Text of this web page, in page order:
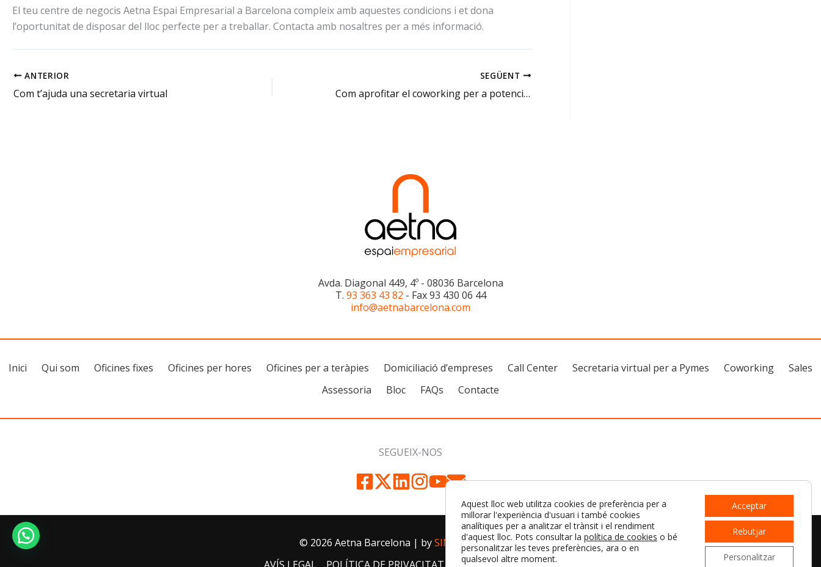
El teu centre de negocis Aetna Espai Empresarial a Barcelona compleix amb aquestes condicions i et dona
l’oportunitat de disposar del lloc perfecte per a treballar. Contacta amb nosaltres per a més informació.
ANTERIOR
Com t’ajuda una secretaria virtual
SEGÜENT
Com aprofitar el coworking per a potenciar el teu negoci
Avda. Diagonal 449, 4º - 08036 Barcelona
T. 93 363 43 82 - Fax 93 430 06 44
info@aetnabarcelona.com
Inici Qui som Oficines fixes Oficines per hores Oficines per a teràpies Domiciliació d’empreses Call Center Secretaria virtual per a Pymes Coworking
Sales
Assessoria
Bloc FAQs Contacte
SEGUEIX-NOS
© 2026 Aetna Barcelona | bySIMILARES DESIGN
Aquest lloc web utilitza cookies de preferència per a
millorar l'experiència d'usuari i també cookies
analítiques per a analitzar el trànsit i el rendiment
d'aquest lloc. Pots consultar la política de cookies o bé
personalitzar les teves preferències, ara o en
qualsevol altre moment.
Acceptar
Rebutjar
Personalitzar